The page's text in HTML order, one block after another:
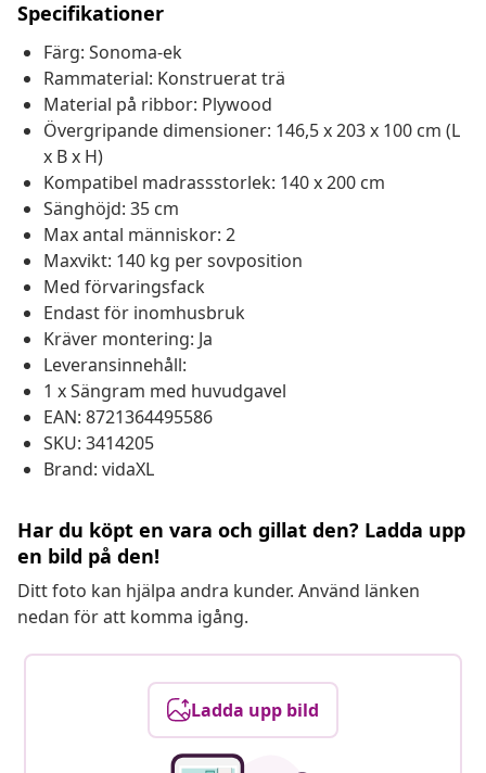
Specifikationer
Färg: Sonoma-ek
Rammaterial: Konstruerat trä
Material på ribbor: Plywood
Övergripande dimensioner: 146,5 x 203 x 100 cm (L
x B x H)
Kompatibel madrassstorlek: 140 x 200 cm
Sänghöjd: 35 cm
Max antal människor: 2
Maxvikt: 140 kg per sovposition
Med förvaringsfack
Endast för inomhusbruk
Kräver montering: Ja
Leveransinnehåll:
1 x Sängram med huvudgavel
EAN: 8721364495586
SKU: 3414205
Brand: vidaXL
Har du köpt en vara och gillat den? Ladda upp
en bild på den!
Ditt foto kan hjälpa andra kunder. Använd länken
nedan för att komma igång.
Ladda upp bild